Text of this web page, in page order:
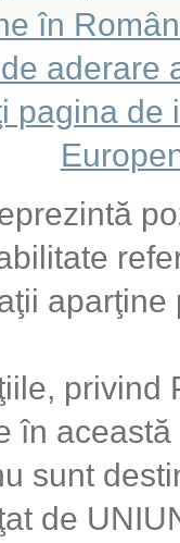
în
aderare
pagina
în
sunt
de